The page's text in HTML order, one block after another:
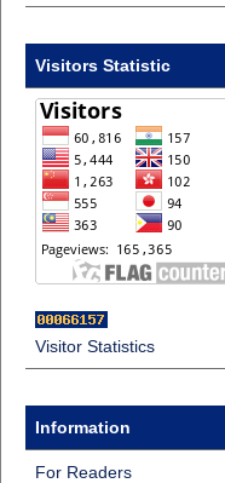
Visitors Statistic
Visitor Statistics
Information
For Readers